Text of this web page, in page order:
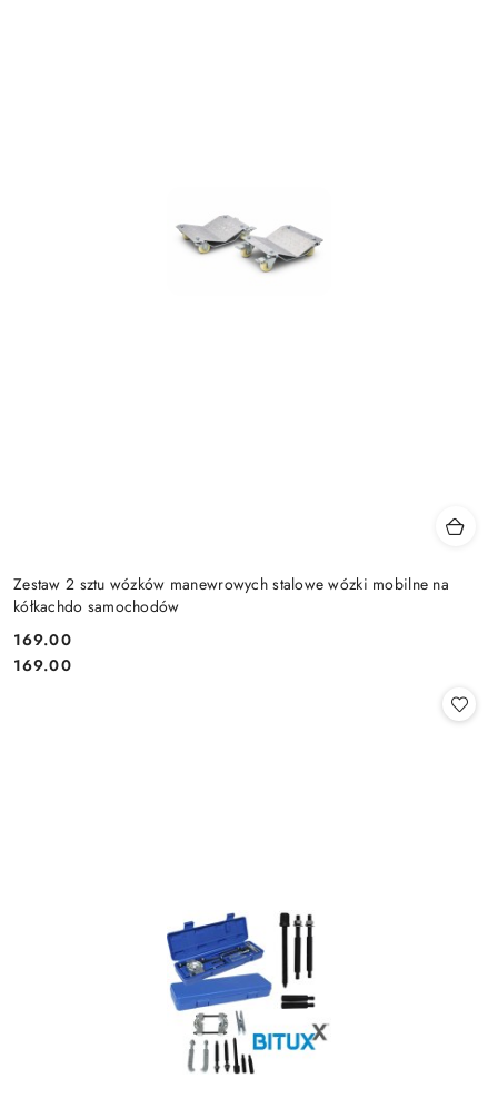
Zestaw 2 sztu wózków manewrowych stalowe wózki mobilne na
kółkachdo samochodów
Cena:
169.00
Cena:
169.00